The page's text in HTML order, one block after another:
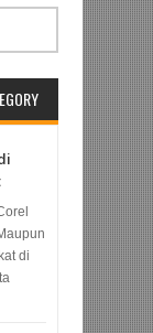
di